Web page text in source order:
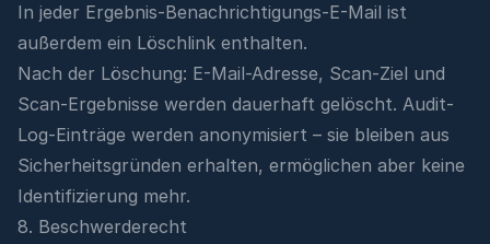
In jeder Ergebnis-Benachrichtigungs-E-Mail ist
außerdem ein Löschlink enthalten.
Nach der Löschung: E-Mail-Adresse, Scan-Ziel und
Scan-Ergebnisse werden dauerhaft gelöscht. Audit-
Log-Einträge werden anonymisiert – sie bleiben aus
Sicherheitsgründen erhalten, ermöglichen aber keine
Identifizierung mehr.
8. Beschwerderecht